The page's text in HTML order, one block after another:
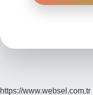
https://www.websel.com.tr